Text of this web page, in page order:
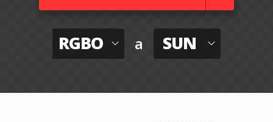
RGBO a SUN